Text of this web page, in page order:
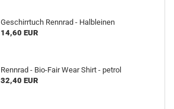
Geschirrtuch Rennrad - Halbleinen
14,60 EUR
Rennrad - Bio-Fair Wear Shirt - petrol
32,40 EUR